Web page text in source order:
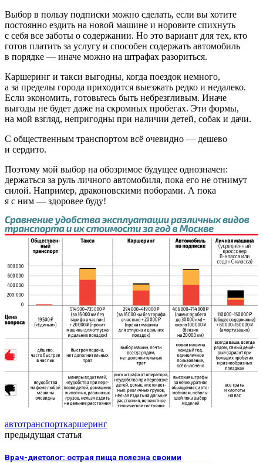
Выбор в пользу подписки можно сделать, если вы хотите
постоянно ездить на новой машине и норовите спихнуть
с себя все заботы о содержании. Но это вариант для тех, кто
готов платить за услугу и способен содержать автомобиль
в порядке — иначе можно на штрафах разориться.
Каршеринг и такси выгодны, когда поездок немного,
а за пределы города приходится выезжать редко и недалеко.
Если экономить, готовьтесь быть небрезгливым. Иначе
выгоды не будет даже на скромных пробегах. Эти формы,
на мой взгляд, непригодны при наличии детей, собак и дачи.
С общественным транспортом всё очевидно — дешево
и сердито.
Поэтому мой выбор на обозримое будущее однозначен:
держаться за руль личного автомобиля, пока его не отнимут
силой. Например, драконовскими поборами. А пока
я с ним — здоровее буду!
автотранспорткаршеринг
предыдущая статья
Врач-диетолог: острая пища полезна своими